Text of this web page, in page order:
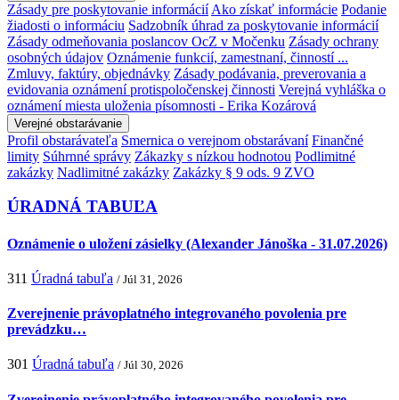
Zásady pre poskytovanie informácií Ako získať informácie Podanie
žiadosti o informáciu Sadzobník úhrad za poskytovanie informácií
Zásady odmeňovania poslancov OcZ v Močenku Zásady ochrany
osobných údajov Oznámenie funkcií, zamestnaní, činností ...
Zmluvy, faktúry, objednávky Zásady podávania, preverovania a
evidovania oznámení protispoločenskej činnosti Verejná vyhláška o
oznámení miesta uloženia písomnosti - Erika Kozárová
Verejné obstarávanie
Profil obstarávateľa Smernica o verejnom obstarávaní Finančné
limity Súhrnné správy Zákazky s nízkou hodnotou Podlimitné
zakázky Nadlimitné zakázky Zakázky § 9 ods. 9 ZVO
ÚRADNÁ TABUĽA
Oznámenie o uložení zásielky (Alexander Jánoška - 31.07.2026)
311 Úradná tabuľa / Júl 31, 2026
Zverejnenie právoplatného integrovaného povolenia pre
prevádzku…
301 Úradná tabuľa / Júl 30, 2026